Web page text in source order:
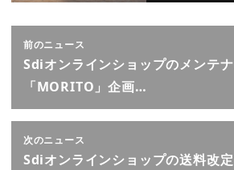
前のニュース
Sdiオンラインショップのメンテナ
「MORITO」企画…
次のニュース
Sdiオンラインショップの送料改定